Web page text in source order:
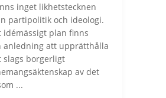
inget likhetstecknen
partipolitik och ideologi.
idémässigt plan finns
anledning att upprätthålla
slags borgerligt
av det
...